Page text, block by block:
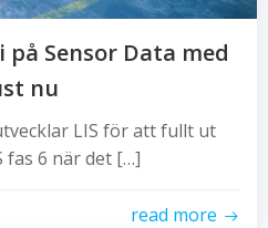
Sensor Data med
nu
LIS för att fullt ut
fas 6 när det […]
read more